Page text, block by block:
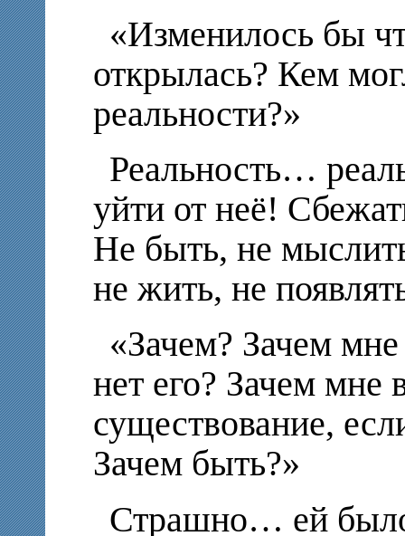
«Изменилось бы
открылась? Кем
реальности?»
Реальность…
уйти от неё!
Не быть, не
не жить, не
«Зачем? Зачем
нет его? Зачем мне
существование,
Зачем быть?»
Страшно… ей